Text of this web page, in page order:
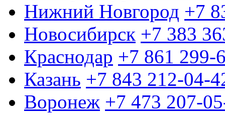
Нижний Новгород +7
Новосибирск +7 383
Краснодар +7 861 299-
Казань +7 843 212-04-
Воронеж +7 473 207-